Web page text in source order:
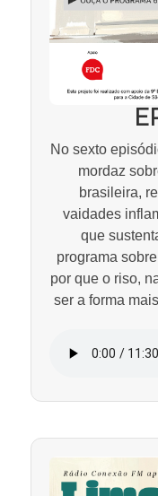
No sexto
mordaz
brasileira,
vaidades
que
programa
por que o riso,
ser a forma